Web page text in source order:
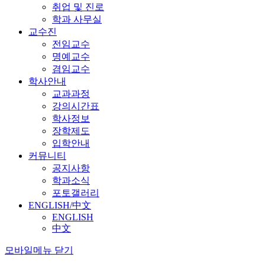
취업 및 진로
학과 사무실
교수진
전임교수
명예교수
겸임교수
학사안내
교과과정
강의시간표
학사정보
장학제도
입학안내
커뮤니티
공지사항
학과소식
포토갤러리
ENGLISH/中文
ENGLISH
中文
모바일메뉴 닫기